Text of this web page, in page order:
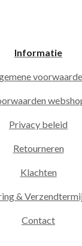
Informatie
Privacy beleid
Retourneren
Klachten
&
Contact